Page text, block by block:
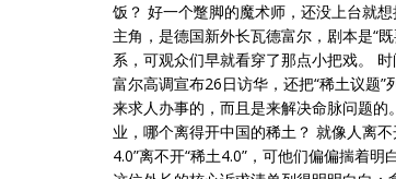
饭？ 好一个蹩脚的魔术师，还没上台就
主角，是德国新外长瓦德富尔，剧本是“
系，可观众们早就看穿了那点小把戏。
富尔高调宣布26日访华，还把“稀土议题”
来求人办事的，而且是来解决命脉问题的
业，哪个离得开中国的稀土？ 就像人离
4.0”离不开“稀土4.0”，可他们偏偏揣着明